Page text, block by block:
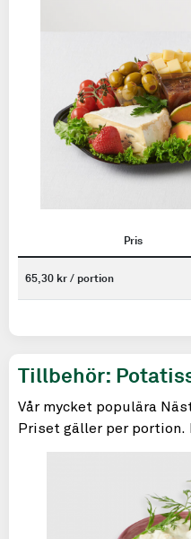
Pris
65,30 kr / portion
Tillbehör:
Vår mycket populära
Priset gäller per
många portioner du